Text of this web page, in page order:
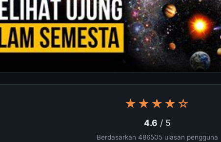
★★★★☆
4.6 / 5
Berdasarkan 486505 ulasan pengguna